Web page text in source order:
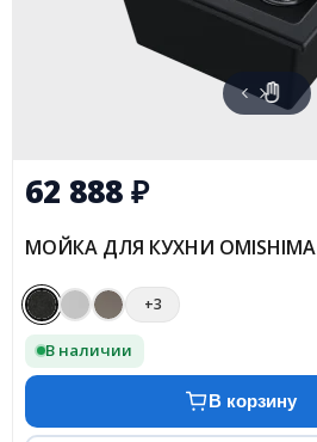
62 888₽
МОЙКА ДЛЯ КУХНИ OMISHIMA
+3
В наличии
В корзину